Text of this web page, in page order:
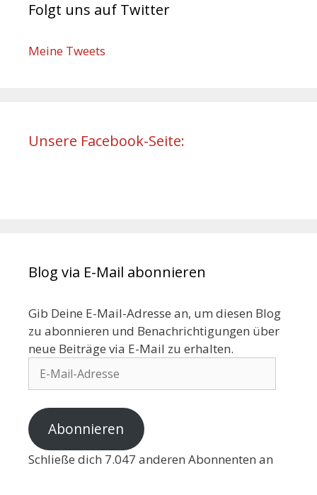
Folgt uns auf Twitter
Meine Tweets
Unsere Facebook-Seite:
Blog via E-Mail abonnieren
Gib Deine E-Mail-Adresse an, um diesen Blog
zu abonnieren und Benachrichtigungen über
neue Beiträge via E-Mail zu erhalten.
Abonnieren
Schließe dich 7.047 anderen Abonnenten an